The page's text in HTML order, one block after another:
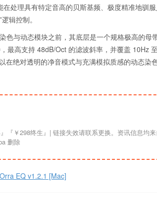
处理具有特定音高的贝斯基频、极度精准地驯
辑控制。
色与动态模块之前，其底层是一个规格极高的母
最高支持 48dB/Oct 的滤波斜率，并覆盖 10Hz
绝对透明的净音模式与充满模拟质感的动态染
删除
EQ v1.2.1 [Mac]